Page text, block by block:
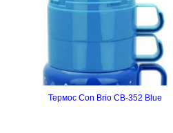
Термос Con Brio CB-352 Blue